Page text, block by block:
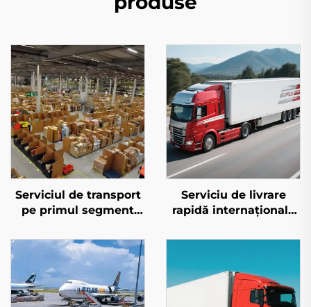
Serviciul de transport
pe primul segment
Serviciu de livrare
rapidă internațională